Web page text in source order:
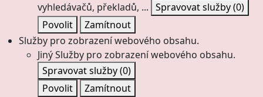
vyhledávačů, překladů, ... Spravovat služby(0)
Povolit
Zamítnout
Služby pro zobrazení webového obsahu.
JinýSlužby pro zobrazení webového obsahu.
Spravovat služby(0)
Povolit
Zamítnout